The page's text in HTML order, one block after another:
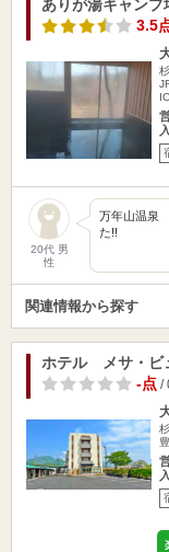
ありが湯キャンプ
3.5
20代 男
性
万年山温泉
た!!
関連情報から探す
ホテル メサ・ビ
-点/